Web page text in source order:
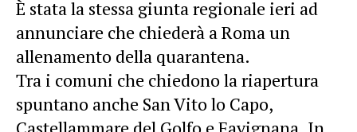
È stata la stessa giunta regionale ieri ad
annunciare che chiederà a Roma un
allenamento della quarantena.
Tra i comuni che chiedono la riapertura
spuntano anche San Vito lo Capo,